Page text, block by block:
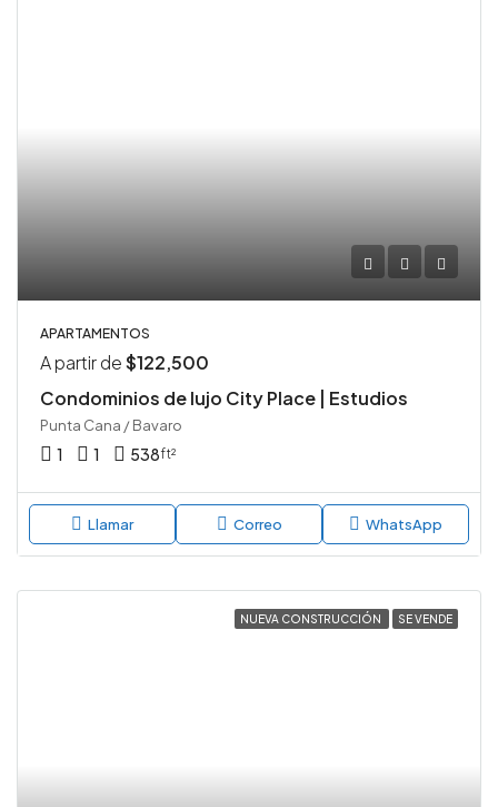
APARTAMENTOS
A partir de$122,500
Condominios de lujo City Place | Estudios
Punta Cana / Bavaro
1 1 538ft²
Llamar Correo WhatsApp
NUEVA CONSTRUCCIÓN SE VENDE